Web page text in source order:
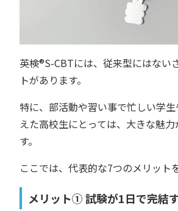
英検®︎S-CBTには、従来型にはない
トがあります。
特に、部活動や習い事で忙しい学
えた高校生にとっては、大きな魅
す。
ここでは、代表的な7つのメリット
メリット① 試験が1日で完結